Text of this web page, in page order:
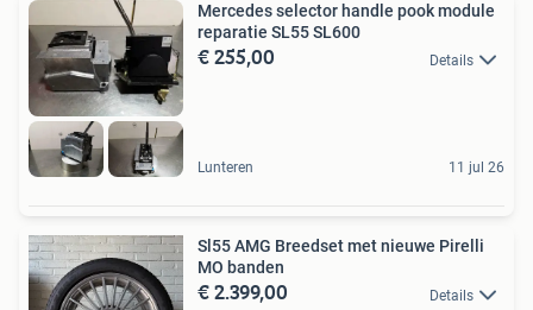
Mercedes selector handle pook module
reparatie SL55 SL600
€ 255,00 Details
Lunteren 11 jul 26
Sl55 AMG Breedset met nieuwe Pirelli
MO banden
€ 2.399,00 Details